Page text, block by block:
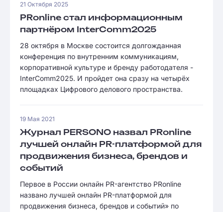
21 Октября 2025
PRonline стал информационным
партнёром InterComm2025
28 октября в Москве состоится долгожданная
конференция по внутренним коммуникациям,
корпоративной культуре и бренду работодателя -
InterComm2025. И пройдет она сразу на четырёх
площадках Цифрового делового пространства.
19 Мая 2021
Журнал PERSONO назвал PRonline
лучшей онлайн PR-платформой для
продвижения бизнеса, брендов и
событий
Первое в России онлайн PR-агентство PRonline
названо лучшей онлайн PR-платформой для
продвижения бизнеса, брендов и событий» по